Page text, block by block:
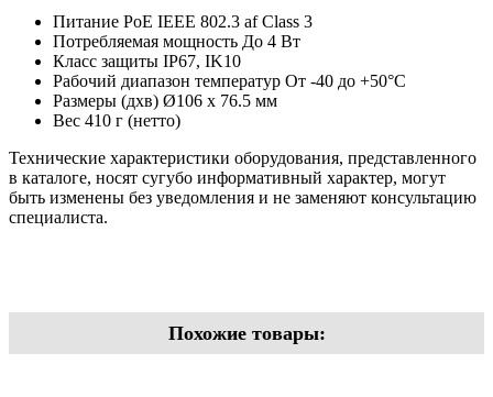
Питание PoE IEEE 802.3 af Class 3
Потребляемая мощность До 4 Вт
Класс защиты IP67, IK10
Рабочий диапазон температур От -40 до +50°С
Размеры (дхв) Ø106 х 76.5 мм
Вес 410 г (нетто)
Технические характеристики оборудования, представленного
в каталоге, носят сугубо информативный характер, могут
быть изменены без уведомления и не заменяют консультацию
специалиста.
Похожие товары: